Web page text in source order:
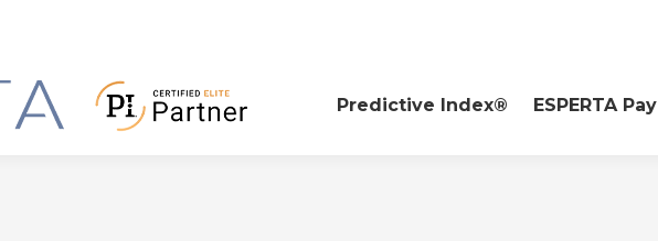
Predictive Index® ESPERTA Pay